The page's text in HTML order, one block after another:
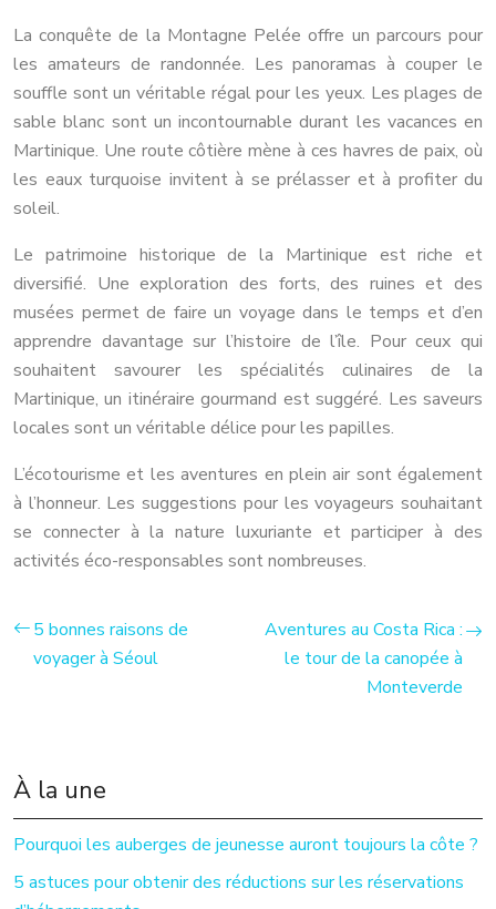
La conquête de la Montagne Pelée offre un parcours pour
les amateurs de randonnée. Les panoramas à couper le
souffle sont un véritable régal pour les yeux. Les plages de
sable blanc sont un incontournable durant les vacances en
Martinique. Une route côtière mène à ces havres de paix, où
les eaux turquoise invitent à se prélasser et à profiter du
soleil.
Le patrimoine historique de la Martinique est riche et
diversifié. Une exploration des forts, des ruines et des
musées permet de faire un voyage dans le temps et d’en
apprendre davantage sur l’histoire de l’île. Pour ceux qui
souhaitent savourer les spécialités culinaires de la
Martinique, un itinéraire gourmand est suggéré. Les saveurs
locales sont un véritable délice pour les papilles.
L’écotourisme et les aventures en plein air sont également
à l’honneur. Les suggestions pour les voyageurs souhaitant
se connecter à la nature luxuriante et participer à des
activités éco-responsables sont nombreuses.
5 bonnes raisons de
voyager à Séoul
Aventures au Costa Rica :
le tour de la canopée à
Monteverde
À la une
Pourquoi les auberges de jeunesse auront toujours la côte ?
5 astuces pour obtenir des réductions sur les réservations